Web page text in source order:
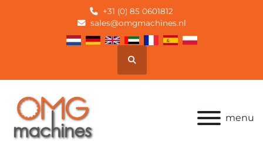
+31 (0) 85 0601812
sales@omgmachines.nl
Zoek
menu